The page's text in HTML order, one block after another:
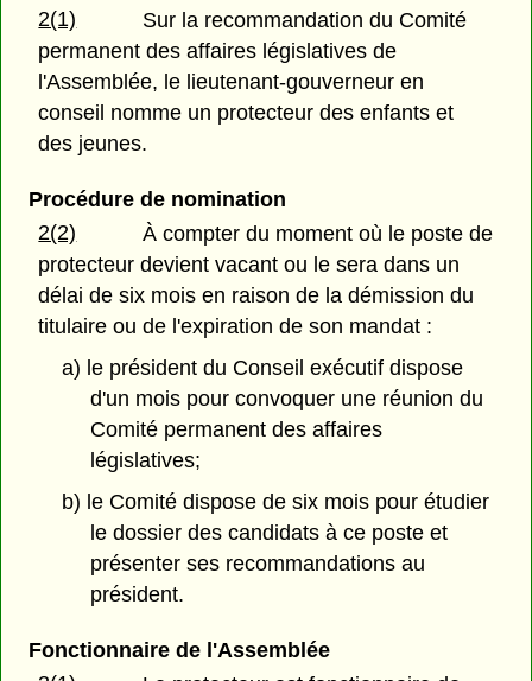
2(1)
Sur la recommandation du Comité
permanent des affaires législatives de
l'Assemblée, le lieutenant-gouverneur en
conseil nomme un protecteur des enfants et
des jeunes.
Procédure de nomination
2(2)
À compter du moment où le poste de
protecteur devient vacant ou le sera dans un
délai de six mois en raison de la démission du
titulaire ou de l'expiration de son mandat :
a) le président du Conseil exécutif dispose
d'un mois pour convoquer une réunion du
Comité permanent des affaires
législatives;
b) le Comité dispose de six mois pour étudier
le dossier des candidats à ce poste et
présenter ses recommandations au
président.
Fonctionnaire de l'Assemblée